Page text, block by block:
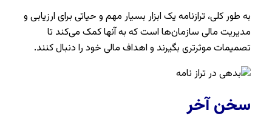
به طور کلی، ترازنامه یک ابزار بسیار مهم و حیاتی برای ارزیابی و
مدیریت مالی سازمان‌ها است که به آنها کمک می‌کند تا
تصمیمات موثرتری بگیرند و اهداف مالی خود را دنبال کنند.
سخن آخر